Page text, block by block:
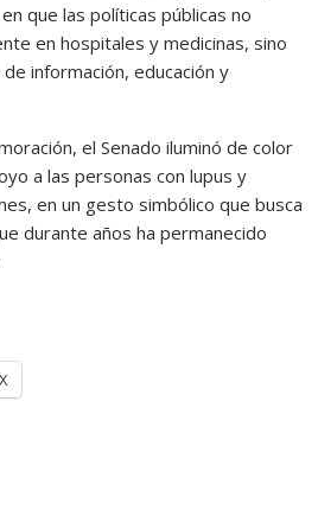
que las políticas públicas no
en hospitales y medicinas, sino
información, educación y
el Senado iluminó de color
a las personas con lupus y
en un gesto simbólico que busca
durante años ha permanecido
X